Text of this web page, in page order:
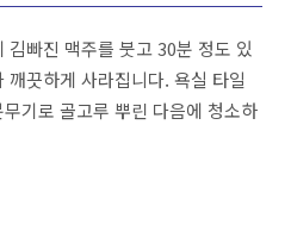
빠진 맥주를 붓고 30분 정도 있
끗하게 사라집니다. 욕실 타일
기로 골고루 뿌린 다음에 청소하